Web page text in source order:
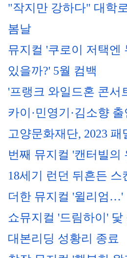
"작지만 강하다" 대학
봄날
뮤지컬 '쿠로이 저택엔
있을까?' 5월 컴백
'프랭크 와일드혼 콘서
카이·민영기·김소향 출
고양문화재단, 2023 패
번째 뮤지컬 '캔터빌의
18세기 런던 뒤흔든 스
더한 뮤지컬 '윌리엄…'
쇼뮤지컬 '드림하이'
대본리딩 성황리 종료